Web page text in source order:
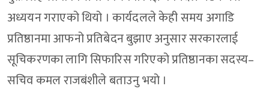
अध्ययन गराएको थियो । कार्यदलले केही समय अगाडि
प्रतिष्ठानमा आफनो प्रतिबेदन बुझाए अनुसार सरकारलाई
सूचिकरणका लागि सिफारिस गरिएको प्रतिष्ठानका सदस्य–
सचिव कमल राजबंशीले बताउनु भयो ।